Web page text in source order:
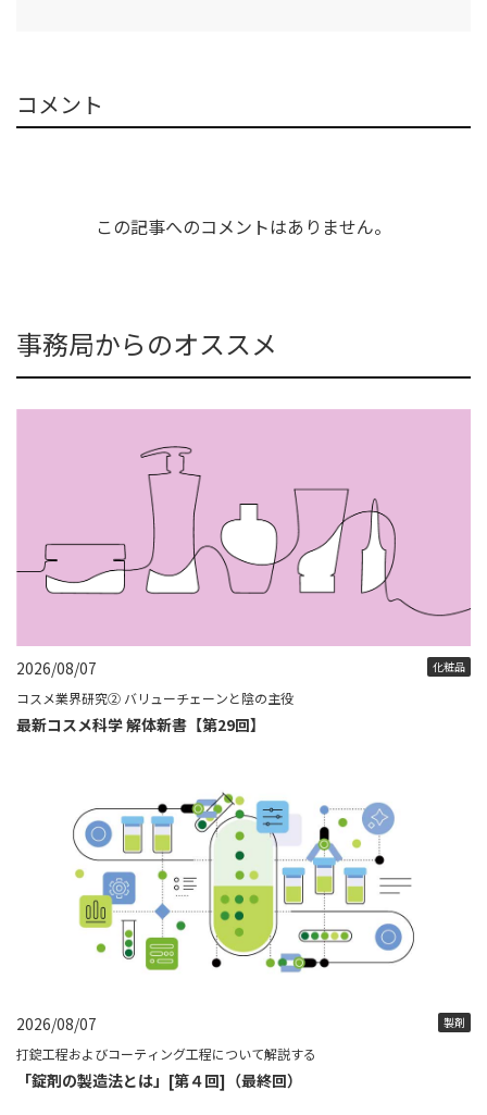
コメント
この記事へのコメントはありません。
事務局からのオススメ
2026/08/07 化粧品
コスメ業界研究② バリューチェーンと陰の主役
最新コスメ科学 解体新書【第29回】
2026/08/07 製剤
打錠工程およびコーティング工程について解説する
「錠剤の製造法とは」[第４回]（最終回）